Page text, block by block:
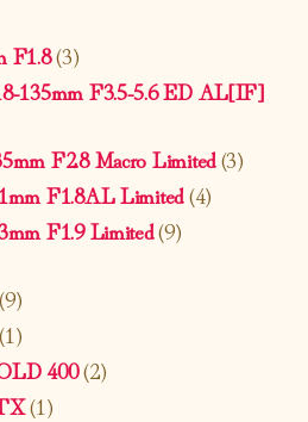
F1.8(3)
135mm F3.5-5.6 ED AL[IF]
F2.8 Macro Limited(3)
F1.8AL Limited(4)
F1.9 Limited(9)
400(2)
(1)